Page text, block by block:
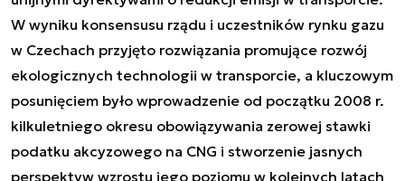
W wyniku konsensusu rządu i uczestników rynku gazu
w Czechach przyjęto rozwiązania promujące rozwój
ekologicznych technologii w transporcie, a kluczowym
posunięciem było wprowadzenie od początku 2008 r.
kilkuletniego okresu obowiązywania zerowej stawki
podatku akcyzowego na CNG i stworzenie jasnych
perspektyw wzrostu jego poziomu w kolejnych latach